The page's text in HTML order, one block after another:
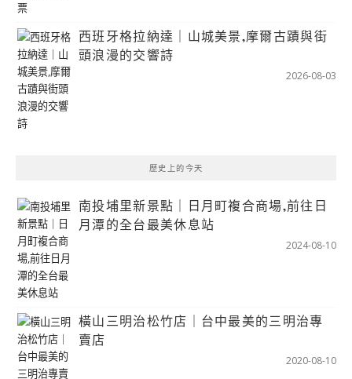
西班牙格拉納達｜山城美景,摩爾古蹟與街
頭浪漫的交響詩
2026-08-03
歷史上的今天
南投埔里新景點｜日月町複合商場,前往日
月潭的全台最美休息站
2024-08-10
橫山三明治松竹店｜台中最美的三明治專
賣店
2020-08-10